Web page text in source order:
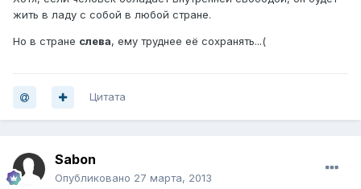
жить в ладу с собой в любой стране.
Но в стране слева, ему труднее её сохранять...(
Цитата
Sabon
Опубликовано 27 марта, 2013